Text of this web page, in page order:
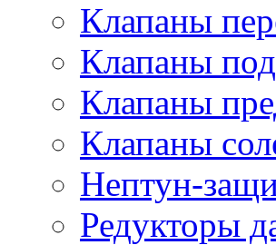
Клапаны
Клапаны
Клапаны
Клапаны
Нептун-
Редукторы